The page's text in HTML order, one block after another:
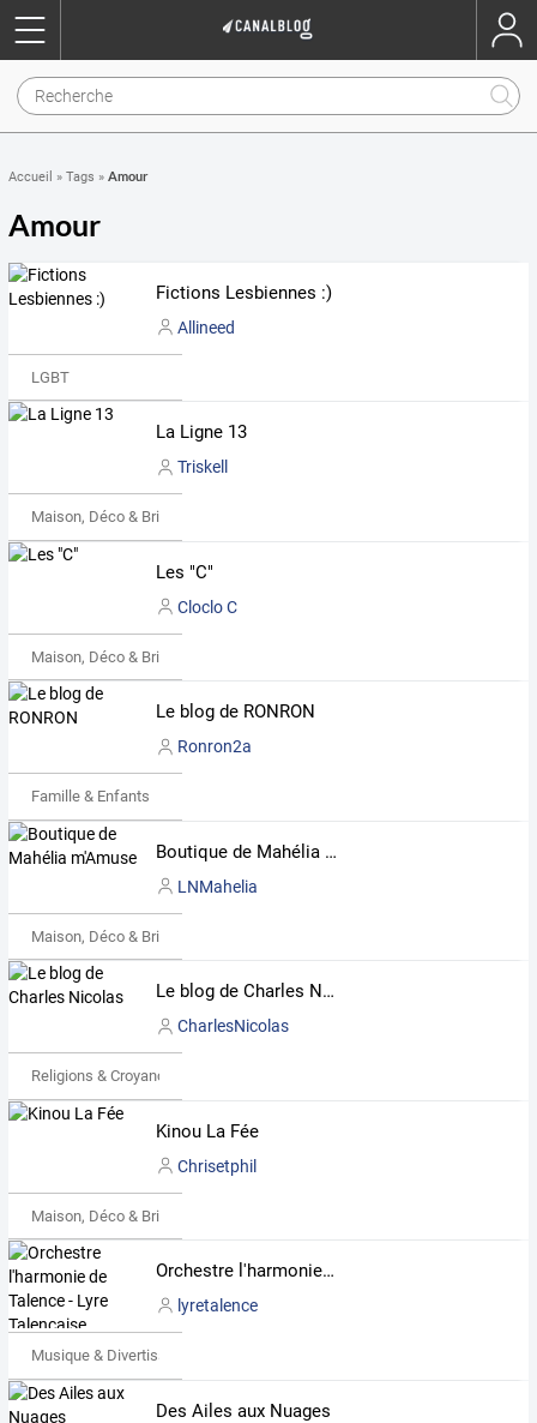
Accueil » Tags » Amour
Amour
Fictions Lesbiennes :)
Allineed
LGBT
La Ligne 13
Triskell
Maison, Déco & Bricolage
Les "C"
Cloclo C
Maison, Déco & Bricolage
Le blog de RONRON
Ronron2a
Famille & Enfants
Boutique de Mahélia m'Amuse
LNMahelia
Maison, Déco & Bricolage
Le blog de Charles Nicolas
CharlesNicolas
Religions & Croyances
Kinou La Fée
Chrisetphil
Maison, Déco & Bricolage
Orchestre l'harmonie de Talence - Lyre Talençaise
lyretalence
Musique & Divertissements
Des Ailes aux Nuages